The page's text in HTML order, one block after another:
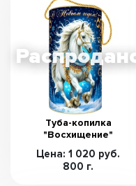
Туба-копилка
"Восхищение"
Цена: 1 020 руб.
800 г.